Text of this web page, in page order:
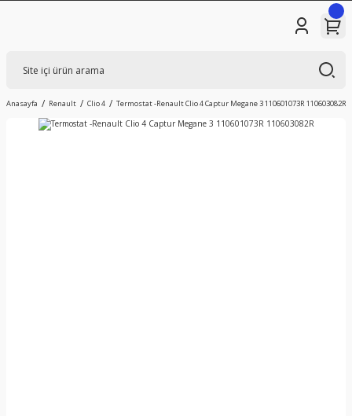
Anasayfa Renault Clio 4 Termostat -Renault Clio 4 Captur Megane 3 110601073R 110603082R